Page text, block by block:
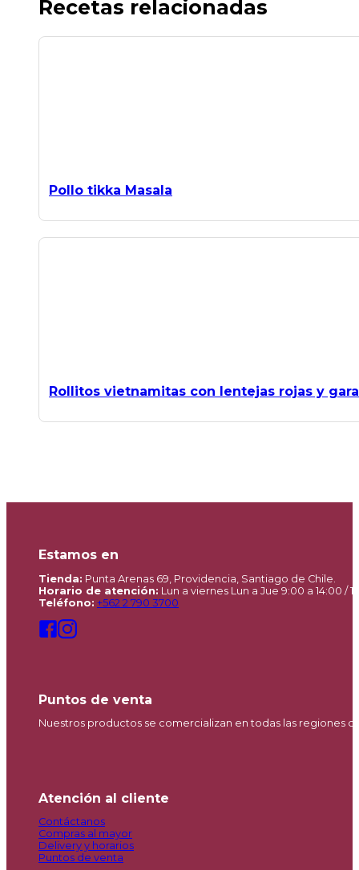
Recetas relacionadas
Pollo tikka Masala
Rollitos vietnamitas con lentejas rojas y
Estamos en
Tienda: Punta Arenas 69, Providencia, Santiago de Chile.
Horario de atención: Lun a viernes Lun a Jue 9:00 a 14:00 /
Teléfono: +562 2 790 3700
Puntos de venta
Nuestros productos se comercializan en todas las regiones
Atención al cliente
Contáctanos
Compras al mayor
Delivery y horarios
Puntos de venta